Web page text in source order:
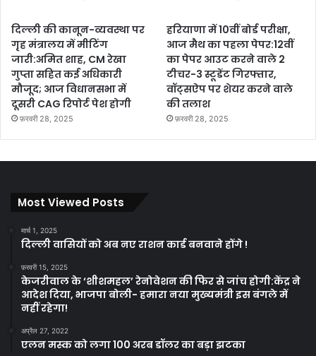
दिल्ली की कानून-व्यवस्था पर
गृह मंत्रालय में मीटिंग
जारी:अमित शाह, CM रेखा
गुप्ता सहित कई अधिकारी
मौजूद; आज विधानसभा में
दूसरी CAG रिपोर्ट पेश होगी
फ़रवरी 28, 2025
हरियाणा में 10वीं बोर्ड परीक्षा,
आज मैथ का पहला पेपर:12वीं
का पेपर आउट करने वाले 2
टीचर-3 स्टूडेंट गिरफ्तार,
वॉट्सऐप पर शेयर करने वाले
की तलाश
फ़रवरी 28, 2025
Most Viewed Posts
मार्च 1, 2025
दिल्ली वासियों को अब नए राशन कार्ड बनवाने होंगे !
फ़रवरी 15, 2025
केजरीवाल के ‘शीशमहल’ रेनोवेशन की फिर से जांच होगी:केंद्र ने
आदेश दिया, भाजपा बोली- हमारा नया मुख्यमंत्री इस बंगले में
नहीं रहेगा!
अप्रैल 27, 2022
एलन मस्क को लगा 100 अरब डॉलर का बड़ा झटका